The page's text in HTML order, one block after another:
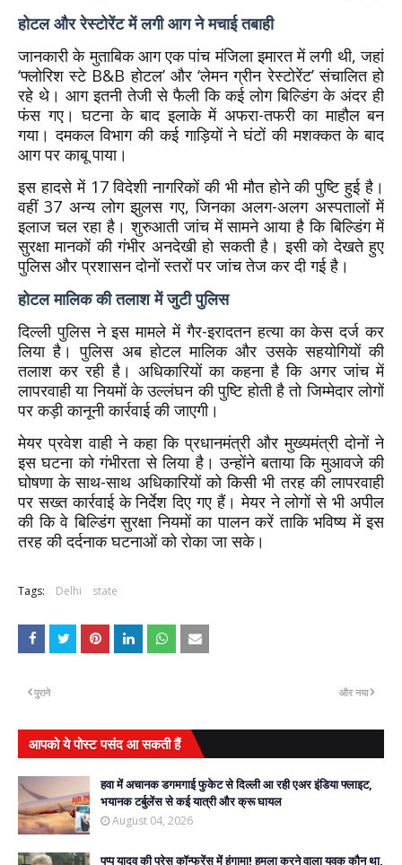
होटल और रेस्टोरेंट में लगी आग ने मचाई तबाही
जानकारी के मुताबिक आग एक पांच मंजिला इमारत में लगी थी, जहां
‘फ्लोरिश स्टे B&B होटल’ और ‘लेमन ग्रीन रेस्टोरेंट’ संचालित हो
रहे थे। आग इतनी तेजी से फैली कि कई लोग बिल्डिंग के अंदर ही
फंस गए। घटना के बाद इलाके में अफरा-तफरी का माहौल बन
गया। दमकल विभाग की कई गाड़ियों ने घंटों की मशक्कत के बाद
आग पर काबू पाया।
इस हादसे में 17 विदेशी नागरिकों की भी मौत होने की पुष्टि हुई है।
वहीं 37 अन्य लोग झुलस गए, जिनका अलग-अलग अस्पतालों में
इलाज चल रहा है। शुरुआती जांच में सामने आया है कि बिल्डिंग में
सुरक्षा मानकों की गंभीर अनदेखी हो सकती है। इसी को देखते हुए
पुलिस और प्रशासन दोनों स्तरों पर जांच तेज कर दी गई है।
होटल मालिक की तलाश में जुटी पुलिस
दिल्ली पुलिस ने इस मामले में गैर-इरादतन हत्या का केस दर्ज कर
लिया है। पुलिस अब होटल मालिक और उसके सहयोगियों की
तलाश कर रही है। अधिकारियों का कहना है कि अगर जांच में
लापरवाही या नियमों के उल्लंघन की पुष्टि होती है तो जिम्मेदार लोगों
पर कड़ी कानूनी कार्रवाई की जाएगी।
मेयर प्रवेश वाही ने कहा कि प्रधानमंत्री और मुख्यमंत्री दोनों ने
इस घटना को गंभीरता से लिया है। उन्होंने बताया कि मुआवजे की
घोषणा के साथ-साथ अधिकारियों को किसी भी तरह की लापरवाही
पर सख्त कार्रवाई के निर्देश दिए गए हैं। मेयर ने लोगों से भी अपील
की कि वे बिल्डिंग सुरक्षा नियमों का पालन करें ताकि भविष्य में इस
तरह की दर्दनाक घटनाओं को रोका जा सके।
Tags: Delhi state
और नया
पुराने
आपको ये पोस्ट पसंद आ सकती हैं
हवा में अचानक डगमगाई फुकेट से दिल्ली आ रही एअर इंडिया फ्लाइट,
भयानक टर्बुलेंस से कई यात्री और क्रू घायल
August 04, 2026
पप्पू यादव की प्रेस कॉन्फ्रेंस में हंगामा! हमला करने वाला युवक कौन था,